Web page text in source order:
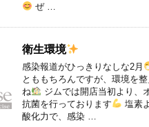
ぜ …
衛生環境
感染報道がひっきりなしな2月
とももちろんですが、環境を
ね
ジムでは開店当初より、
抗菌を行っております
塩素
酸化力で、感染 …